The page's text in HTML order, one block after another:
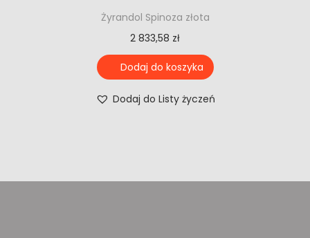
Żyrandol Spinoza złota
2 833,58 zł
Dodaj do koszyka
Dodaj do Listy życzeń